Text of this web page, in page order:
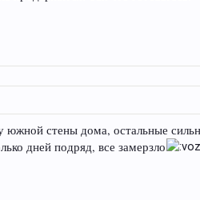
южной стены дома, остальные
дней подряд, все замерзло